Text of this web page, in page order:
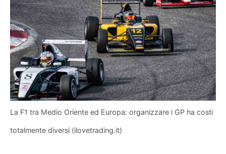
La F1 tra Medio Oriente ed Europa: organizzare i GP ha costi
totalmente diversi (ilovetrading.it)